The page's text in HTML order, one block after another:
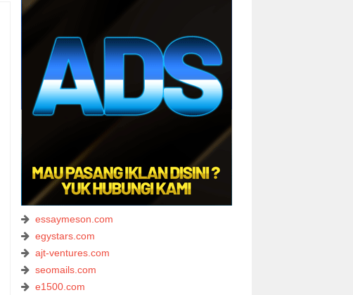
essaymeson.com
egystars.com
ajt-ventures.com
seomails.com
e1500.com